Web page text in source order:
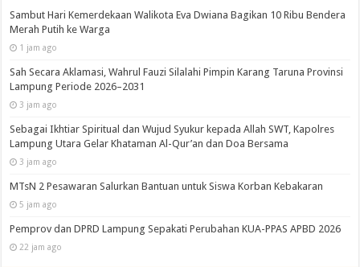
Sambut Hari Kemerdekaan Walikota Eva Dwiana Bagikan 10 Ribu Bendera
Merah Putih ke Warga
1 jam ago
Sah Secara Aklamasi, Wahrul Fauzi Silalahi Pimpin Karang Taruna Provinsi
Lampung Periode 2026–2031
3 jam ago
Sebagai Ikhtiar Spiritual dan Wujud Syukur kepada Allah SWT, Kapolres
Lampung Utara Gelar Khataman Al-Qur’an dan Doa Bersama
3 jam ago
MTsN 2 Pesawaran Salurkan Bantuan untuk Siswa Korban Kebakaran
5 jam ago
Pemprov dan DPRD Lampung Sepakati Perubahan KUA-PPAS APBD 2026
22 jam ago